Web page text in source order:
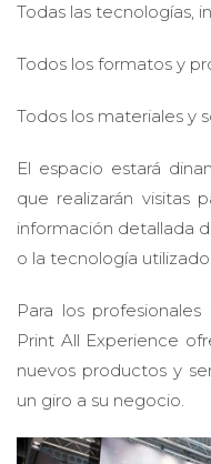
Todas las tecnologías,
Todos los formatos y
Todos los materiales y
El espacio estará
que realizarán visitas
información detallada
o la tecnología
Para los
Print All Experience
nuevos productos y
un giro a su negocio.